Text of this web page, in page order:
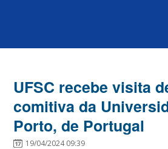
UFSC recebe visita
comitiva da
Porto, de Portugal
19/04/2024 09:39